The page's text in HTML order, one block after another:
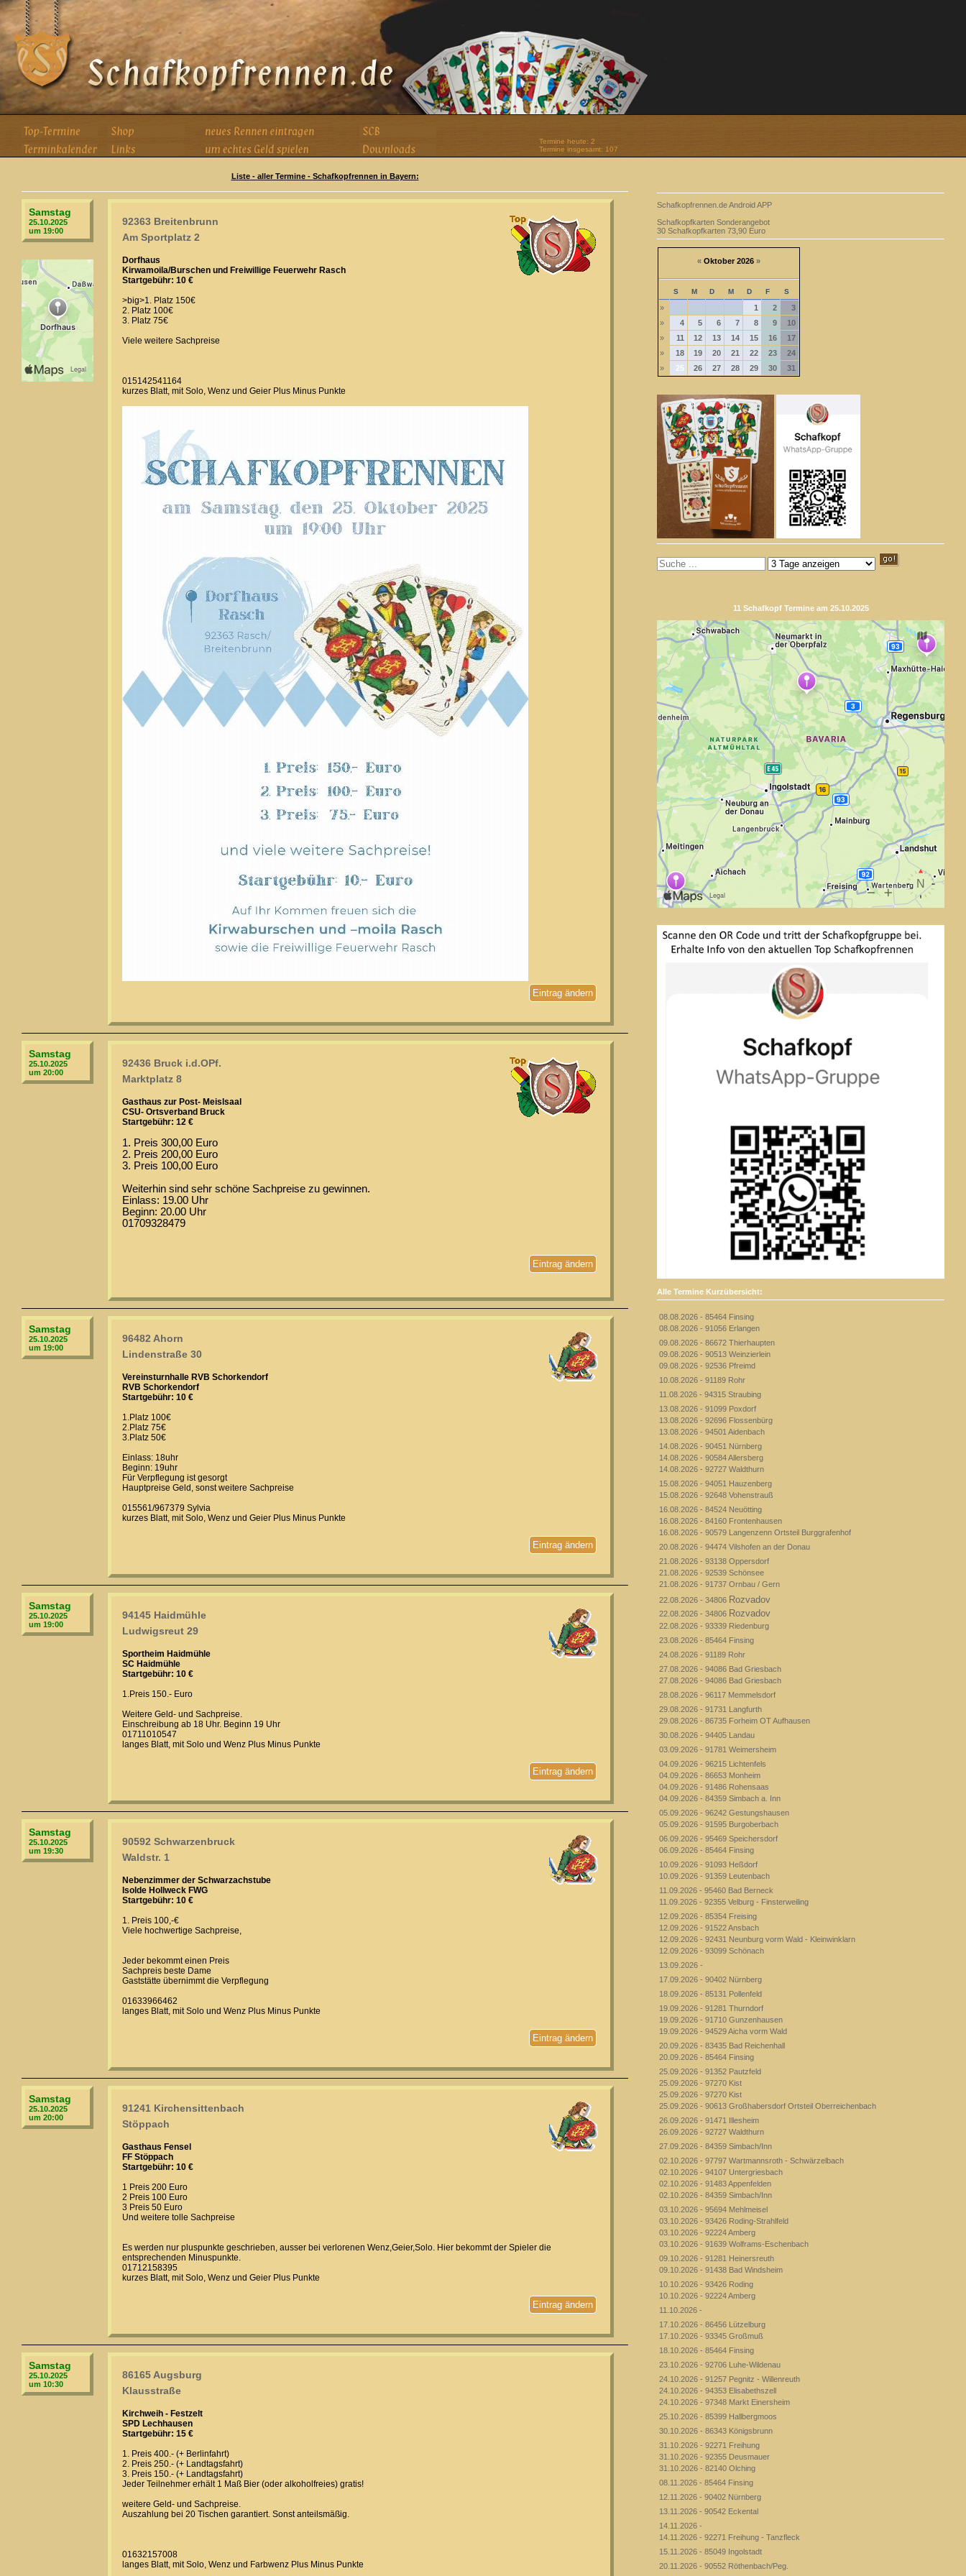
Termine heute: 2
Termine insgesamt: 107
Liste - aller Termine - Schafkopfrennen in Bayern:
Samstag
25.10.2025
um 19:00
92363 Breitenbrunn
Am Sportplatz 2
Dorfhaus
Kirwamoila/Burschen und Freiwillige Feuerwehr Rasch
Startgebühr: 10 €
>big>1. Platz 150€
2. Platz 100€
3. Platz 75€
Viele weitere Sachpreise
015142541164
kurzes Blatt, mit Solo, Wenz und Geier Plus Minus Punkte
Eintrag ändern
Samstag
25.10.2025
um 20:00
92436 Bruck i.d.OPf.
Marktplatz 8
Gasthaus zur Post- Meislsaal
CSU- Ortsverband Bruck
Startgebühr: 12 €
1. Preis 300,00 Euro
2. Preis 200,00 Euro
3. Preis 100,00 Euro
Weiterhin sind sehr schöne Sachpreise zu gewinnen.
Einlass: 19.00 Uhr
Beginn: 20.00 Uhr
01709328479
Eintrag ändern
Samstag
25.10.2025
um 19:00
96482 Ahorn
Lindenstraße 30
Vereinsturnhalle RVB Schorkendorf
RVB Schorkendorf
Startgebühr: 10 €
1.Platz 100€
2.Platz 75€
3.Platz 50€
Einlass: 18uhr
Beginn: 19uhr
Für Verpflegung ist gesorgt
Hauptpreise Geld, sonst weitere Sachpreise
015561/967379 Sylvia
kurzes Blatt, mit Solo, Wenz und Geier Plus Minus Punkte
Eintrag ändern
Samstag
25.10.2025
um 19:00
94145 Haidmühle
Ludwigsreut 29
Sportheim Haidmühle
SC Haidmühle
Startgebühr: 10 €
1.Preis 150.- Euro
Weitere Geld- und Sachpreise.
Einschreibung ab 18 Uhr. Beginn 19 Uhr
01711010547
langes Blatt, mit Solo und Wenz Plus Minus Punkte
Eintrag ändern
Samstag
25.10.2025
um 19:30
90592 Schwarzenbruck
Waldstr. 1
Nebenzimmer der Schwarzachstube
Isolde Hollweck FWG
Startgebühr: 10 €
1. Preis 100,-€
Viele hochwertige Sachpreise,
Jeder bekommt einen Preis
Sachpreis beste Dame
Gaststätte übernimmt die Verpflegung
01633966462
langes Blatt, mit Solo und Wenz Plus Minus Punkte
Eintrag ändern
Samstag
25.10.2025
um 20:00
91241 Kirchensittenbach
Stöppach
Gasthaus Fensel
FF Stöppach
Startgebühr: 10 €
1 Preis 200 Euro
2 Preis 100 Euro
3 Preis 50 Euro
Und weitere tolle Sachpreise
Es werden nur pluspunkte geschrieben, ausser bei verlorenen Wenz,Geier,Solo. Hier bekommt der Spieler die
entsprechenden Minuspunkte.
01712158395
kurzes Blatt, mit Solo, Wenz und Geier Plus Punkte
Eintrag ändern
Samstag
25.10.2025
um 10:30
86165 Augsburg
Klausstraße
Kirchweih - Festzelt
SPD Lechhausen
Startgebühr: 15 €
1. Preis 400.- (+ Berlinfahrt)
2. Preis 250.- (+ Landtagsfahrt)
3. Preis 150.- (+ Landtagsfahrt)
Jeder Teilnehmer erhält 1 Maß Bier (oder alkoholfreies) gratis!
weitere Geld- und Sachpreise.
Auszahlung bei 20 Tischen garantiert. Sonst anteilsmäßig.
01632157008
langes Blatt, mit Solo, Wenz und Farbwenz Plus Minus Punkte
Schafkopfrennen.de Android APP
Schafkopfkarten Sonderangebot
30 Schafkopfkarten 73,90 Euro
« Oktober 2026 »
S M D M D F S
» 1 2
3
»
4 5 6 7 8 9
10
»
11 12 13 14 15 16
17
»
18 19 20 21 22 23
24
»
25 26 27 28 29 30 31
11 Schafkopf Termine am 25.10.2025
Alle Termine Kurzübersicht:
08.08.2026 - 85464 Finsing
08.08.2026 - 91056 Erlangen
09.08.2026 - 86672 Thierhaupten
09.08.2026 - 90513 Weinzierlein
09.08.2026 - 92536 Pfreimd
10.08.2026 - 91189 Rohr
11.08.2026 - 94315 Straubing
13.08.2026 - 91099 Poxdorf
13.08.2026 - 92696 Flossenbürg
13.08.2026 - 94501 Aidenbach
14.08.2026 - 90451 Nürnberg
14.08.2026 - 90584 Allersberg
14.08.2026 - 92727 Waldthurn
15.08.2026 - 94051 Hauzenberg
15.08.2026 - 92648 Vohenstrauß
16.08.2026 - 84524 Neuötting
16.08.2026 - 84160 Frontenhausen
16.08.2026 - 90579 Langenzenn Ortsteil Burggrafenhof
20.08.2026 - 94474 Vilshofen an der Donau
21.08.2026 - 93138 Oppersdorf
21.08.2026 - 92539 Schönsee
21.08.2026 - 91737 Ornbau / Gern
22.08.2026 - 34806 Rozvadov
22.08.2026 - 34806 Rozvadov
22.08.2026 - 93339 Riedenburg
23.08.2026 - 85464 Finsing
24.08.2026 - 91189 Rohr
27.08.2026 - 94086 Bad Griesbach
27.08.2026 - 94086 Bad Griesbach
28.08.2026 - 96117 Memmelsdorf
29.08.2026 - 91731 Langfurth
29.08.2026 - 86735 Forheim OT Aufhausen
30.08.2026 - 94405 Landau
03.09.2026 - 91781 Weimersheim
04.09.2026 - 96215 Lichtenfels
04.09.2026 - 86653 Monheim
04.09.2026 - 91486 Rohensaas
04.09.2026 - 84359 Simbach a. Inn
05.09.2026 - 96242 Gestungshausen
05.09.2026 - 91595 Burgoberbach
06.09.2026 - 95469 Speichersdorf
06.09.2026 - 85464 Finsing
10.09.2026 - 91093 Heßdorf
10.09.2026 - 91359 Leutenbach
11.09.2026 - 95460 Bad Berneck
11.09.2026 - 92355 Velburg - Finsterweiling
12.09.2026 - 85354 Freising
12.09.2026 - 91522 Ansbach
12.09.2026 - 92431 Neunburg vorm Wald - Kleinwinklarn
12.09.2026 - 93099 Schönach
13.09.2026 -
17.09.2026 - 90402 Nürnberg
18.09.2026 - 85131 Pollenfeld
19.09.2026 - 91281 Thurndorf
19.09.2026 - 91710 Gunzenhausen
19.09.2026 - 94529 Aicha vorm Wald
20.09.2026 - 83435 Bad Reichenhall
20.09.2026 - 85464 Finsing
25.09.2026 - 91352 Pautzfeld
25.09.2026 - 97270 Kist
25.09.2026 - 97270 Kist
25.09.2026 - 90613 Großhabersdorf Ortsteil Oberreichenbach
26.09.2026 - 91471 Illesheim
26.09.2026 - 92727 Waldthurn
27.09.2026 - 84359 Simbach/Inn
02.10.2026 - 97797 Wartmannsroth - Schwärzelbach
02.10.2026 - 94107 Untergriesbach
02.10.2026 - 91483 Appenfelden
02.10.2026 - 84359 Simbach/Inn
03.10.2026 - 95694 Mehlmeisel
03.10.2026 - 93426 Roding-Strahlfeld
03.10.2026 - 92224 Amberg
03.10.2026 - 91639 Wolframs-Eschenbach
09.10.2026 - 91281 Heinersreuth
09.10.2026 - 91438 Bad Windsheim
10.10.2026 - 93426 Roding
10.10.2026 - 92224 Amberg
11.10.2026 -
17.10.2026 - 86456 Lützelburg
17.10.2026 - 93345 Großmuß
18.10.2026 - 85464 Finsing
23.10.2026 - 92706 Luhe-Wildenau
24.10.2026 - 91257 Pegnitz - Willenreuth
24.10.2026 - 94353 Elisabethszell
24.10.2026 - 97348 Markt Einersheim
25.10.2026 - 85399 Hallbergmoos
30.10.2026 - 86343 Königsbrunn
31.10.2026 - 92271 Freihung
31.10.2026 - 92355 Deusmauer
31.10.2026 - 82140 Olching
08.11.2026 - 85464 Finsing
12.11.2026 - 90402 Nürnberg
13.11.2026 - 90542 Eckental
14.11.2026 -
14.11.2026 - 92271 Freihung - Tanzfleck
15.11.2026 - 85049 Ingolstadt
20.11.2026 - 90552 Röthenbach/Peg.